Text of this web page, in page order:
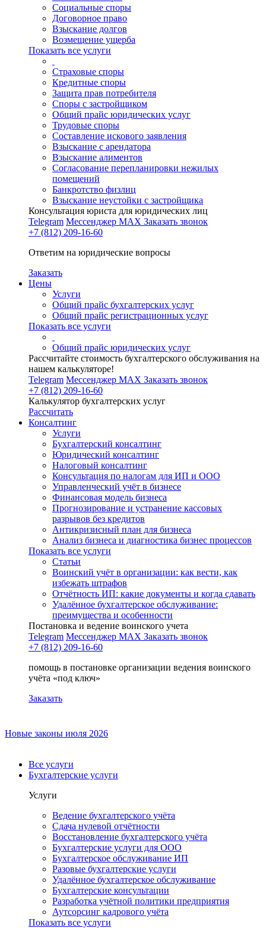
Социальные споры
Договорное право
Взыскание долгов
Возмещение ущерба
Показать все услуги
Страховые споры
Кредитные споры
Защита прав потребителя
Споры с застройщиком
Общий прайс юридических услуг
Трудовые споры
Составление искового заявления
Взыскание с арендатора
Взыскание алиментов
Cогласование перепланировки нежилых
помещений
Банкротство физлиц
Взыскание неустойки с застройщика
Консультация юриста для юридических лиц
Telegram Мессенджер MAX Заказать звонок
+7 (812) 209-16-60
Ответим на юридические вопросы
Заказать
Цены
Услуги
Общий прайс бухгалтерских услуг
Общий прайс регистрационных услуг
Показать все услуги
Общий прайс юридических услуг
Рассчитайте стоимость бухгалтерского обслуживания на
нашем калькуляторе!
Telegram Мессенджер MAX Заказать звонок
+7 (812) 209-16-60
Калькулятор бухгалтерских услуг
Рассчитать
Консалтинг
Услуги
Бухгалтерский консалтинг
Юридический консалтинг
Налоговый консалтинг
Консультация по налогам для ИП и ООО
Управленческий учёт в бизнесе
Финансовая модель бизнеса
Прогнозирование и устранение кассовых
разрывов без кредитов
Антикризисный план для бизнеса
Анализ бизнеса и диагностика бизнес процессов
Показать все услуги
Статьи
Воинский учёт в организации: как вести, как
избежать штрафов
Отчётность ИП: какие документы и когда сдавать
Удалённое бухгалтерское обслуживание:
преимущества и особенности
Постановка и ведение воинского учета
Telegram Мессенджер MAX Заказать звонок
+7 (812) 209-16-60
помощь в постановке организации ведения воинского
учёта «под ключ»
Заказать
Новые законы июля 2026
Все услуги
Бухгалтерские услуги
Услуги
Ведение бухгалтерского учёта
Сдача нулевой отчётности
Восстановление бухгалтерского учёта
Бухгалтерские услуги для ООО
Бухгалтерское обслуживание ИП
Разовые бухгалтерские услуги
Удалённое бухгалтерское обслуживание
Бухгалтерские консультации
Разработка учётной политики предприятия
Аутсорсинг кадрового учёта
Показать все услуги